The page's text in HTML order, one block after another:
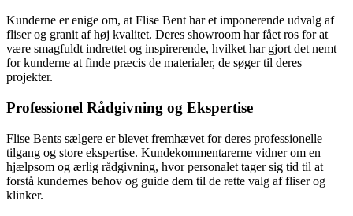
Kunderne er enige om, at Flise Bent har et imponerende udvalg af
fliser og granit af høj kvalitet. Deres showroom har fået ros for at
være smagfuldt indrettet og inspirerende, hvilket har gjort det nemt
for kunderne at finde præcis de materialer, de søger til deres
projekter.
Professionel Rådgivning og Ekspertise
Flise Bents sælgere er blevet fremhævet for deres professionelle
tilgang og store ekspertise. Kundekommentarerne vidner om en
hjælpsom og ærlig rådgivning, hvor personalet tager sig tid til at
forstå kundernes behov og guide dem til de rette valg af fliser og
klinker.